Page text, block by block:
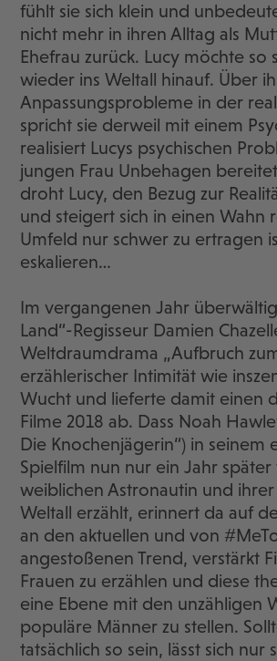
fühlt sie sich klein und
nicht mehr in ihren Alltag als
Ehefrau zurück. Lucy möchte so
wieder ins Weltall hinauf. Über
Anpassungsprobleme in der
spricht sie derweil mit einem
realisiert Lucys psychischen
jungen Frau Unbehagen
droht Lucy, den Bezug zur
und steigert sich in einen Wahn
Umfeld nur schwer zu ertragen
eskalieren…
Im vergangenen Jahr
Land“-Regisseur Damien
Weltdraumdrama „Aufbruch
erzählerischer Intimität wie
Wucht und lieferte damit einen
Filme 2018 ab. Dass Noah
Die Knochenjägerin“) in seinem
Spielfilm nun nur ein Jahr
weiblichen Astronautin und ihrer
Weltall erzählt, erinnert da auf
an den aktuellen und von
angestoßenen Trend, verstärkt
Frauen zu erzählen und diese
eine Ebene mit den unzähligen
populäre Männer zu stellen.
tatsächlich so sein, lässt sich nur